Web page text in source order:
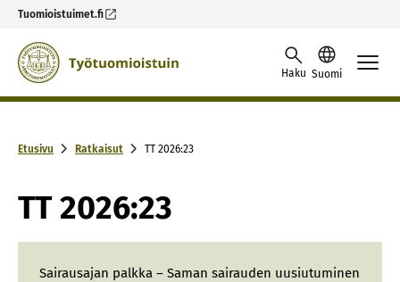
Tuomioistuimet.fi
Skip to content -saavutettavuusohje
Haku Suomi
Etusivu Ratkaisut TT 2026:23
TT 2026:23
Sairausajan palkka – Saman sairauden uusiutuminen